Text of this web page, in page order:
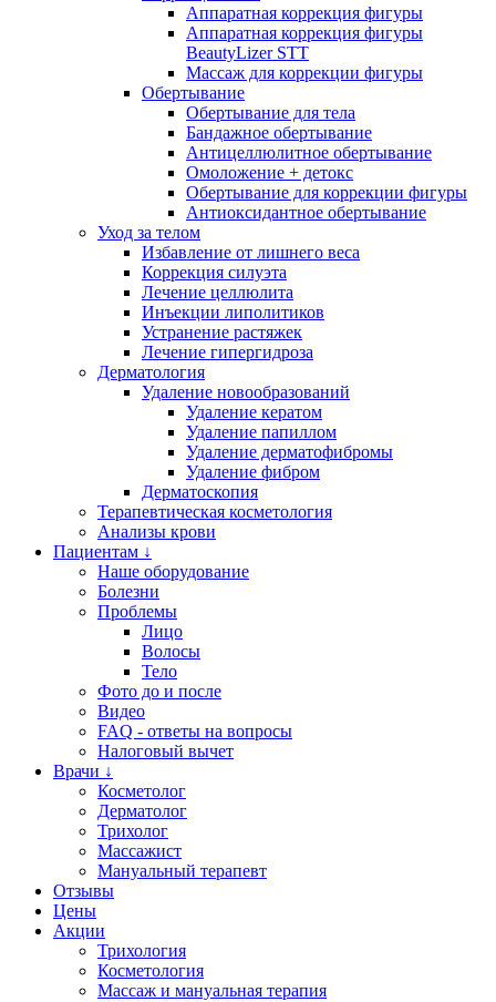
Аппаратная коррекция фигуры
Аппаратная коррекция фигуры
BeautyLizer STT
Массаж для коррекции фигуры
Обертывание
Обертывание для тела
Бандажное обертывание
Антицеллюлитное обертывание
Омоложение + детокс
Обертывание для коррекции фигуры
Антиоксидантное обертывание
Уход за телом
Избавление от лишнего веса
Коррекция силуэта
Лечение целлюлита
Инъекции липолитиков
Устранение растяжек
Лечение гипергидроза
Дерматология
Удаление новообразований
Удаление кератом
Удаление папиллом
Удаление дерматофибромы
Удаление фибром
Дерматоскопия
Терапевтическая косметология
Анализы крови
Пациентам ↓
Наше оборудование
Болезни
Проблемы
Лицо
Волосы
Тело
Фото до и после
Видео
FAQ - ответы на вопросы
Налоговый вычет
Врачи ↓
Косметолог
Дерматолог
Трихолог
Массажист
Мануальный терапевт
Отзывы
Цены
Акции
Трихология
Косметология
Массаж и мануальная терапия